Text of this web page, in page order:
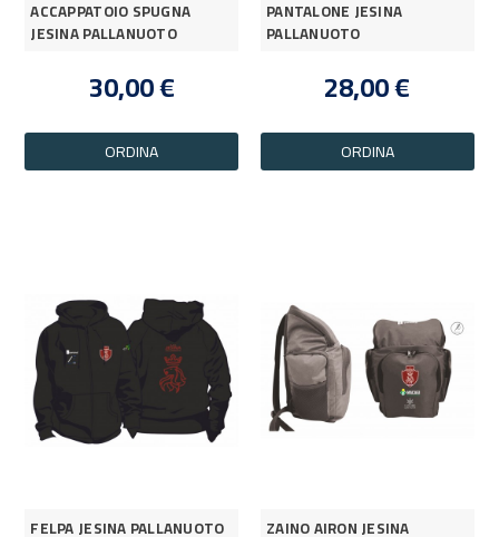
ACCAPPATOIO SPUGNA
JESINA PALLANUOTO
30,00 €
ORDINA
PANTALONE JESINA
PALLANUOTO
28,00 €
ORDINA
FELPA JESINA PALLANUOTO
ZAINO AIRON JESINA